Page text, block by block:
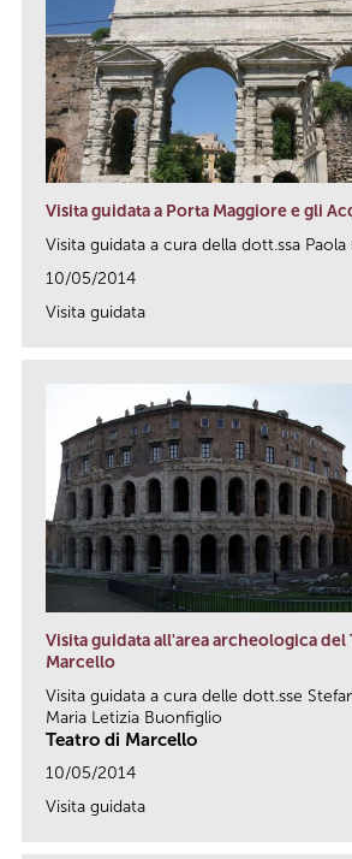
Visita guidata a Porta Maggiore e gli
Visita guidata a cura della dott.ssa Paola
10/05/2014
Visita guidata
Visita guidata all'area archeologica del
Marcello
Visita guidata a cura delle dott.sse
Maria Letizia Buonfiglio
Teatro di Marcello
10/05/2014
Visita guidata